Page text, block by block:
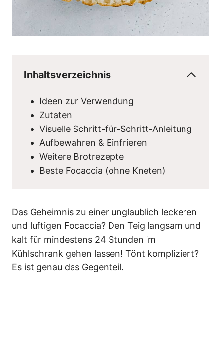
Inhaltsverzeichnis
Ideen zur Verwendung
Zutaten
Visuelle Schritt-für-Schritt-Anleitung
Aufbewahren & Einfrieren
Weitere Brotrezepte
Beste Focaccia (ohne Kneten)
Das Geheimnis zu einer unglaublich leckeren
und luftigen Focaccia? Den Teig langsam und
kalt für mindestens 24 Stunden im
Kühlschrank gehen lassen! Tönt kompliziert?
Es ist genau das Gegenteil.